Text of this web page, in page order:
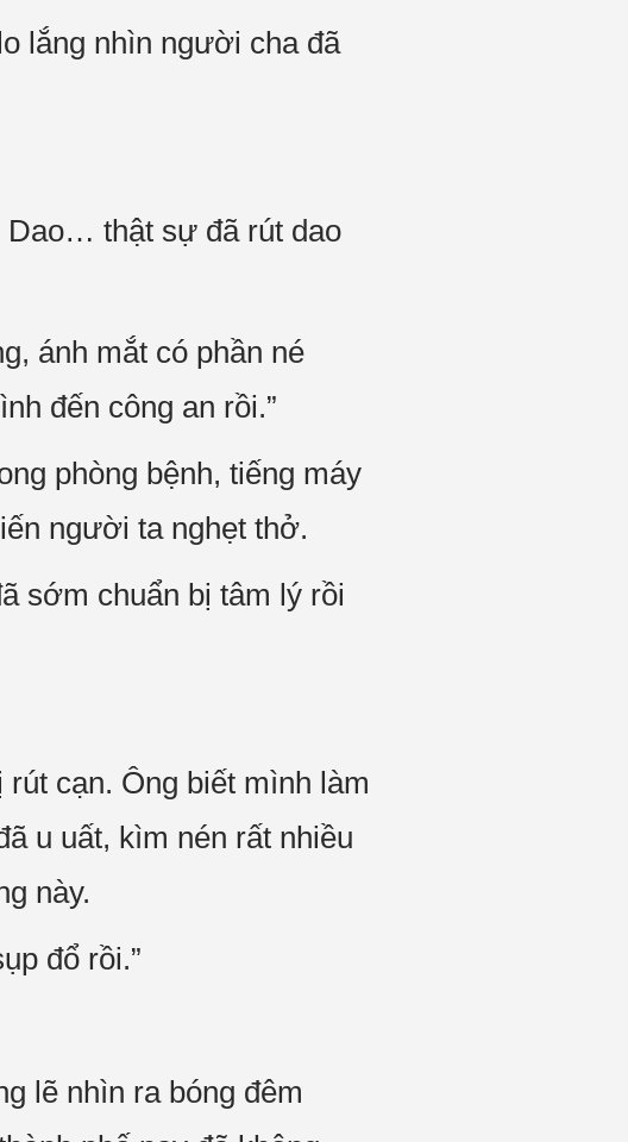
lắng nhìn người cha đã
Dao… thật sự đã rút dao
ánh mắt có phần né
đến công an rồi.”
phòng bệnh, tiếng máy
người ta nghẹt thở.
sớm chuẩn bị tâm lý rồi
cạn. Ông biết mình làm
u uất, kìm nén rất nhiều
này.
đổ rồi.”
lẽ nhìn ra bóng đêm